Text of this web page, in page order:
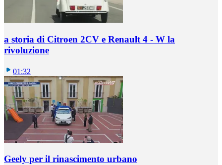
a storia di Citroen 2CV e Renault 4 - W la
rivoluzione
01:32
Geely per il rinascimento urbano